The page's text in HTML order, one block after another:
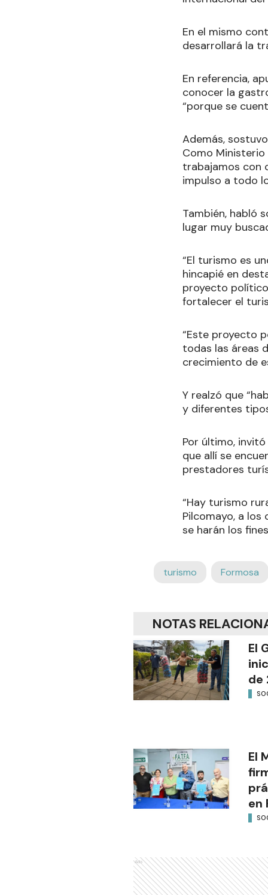
En el mismo
desarrollará la
En referencia,
conocer la
“porque se
Además,
Como
trabajamos con
impulso a todo
También, habló
lugar muy
“El turismo es
hincapié en
proyecto
fortalecer el
“Este proyecto
todas las áreas
crecimiento de
Y realzó que
y diferentes
Por último,
que allí se
prestadores
“Hay turismo
Pilcomayo, a
se harán los
turismo Formosa
NOTAS
El
de
El
en
Ads